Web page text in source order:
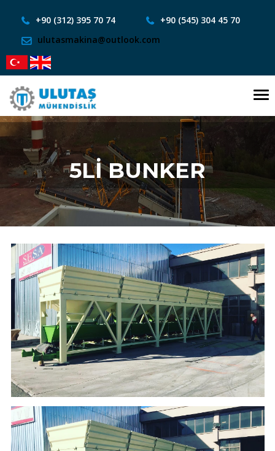
+90 (312) 395 70 74
+90 (545) 304 45 70
ulutasmakina@outlook.com
5Lİ BUNKER